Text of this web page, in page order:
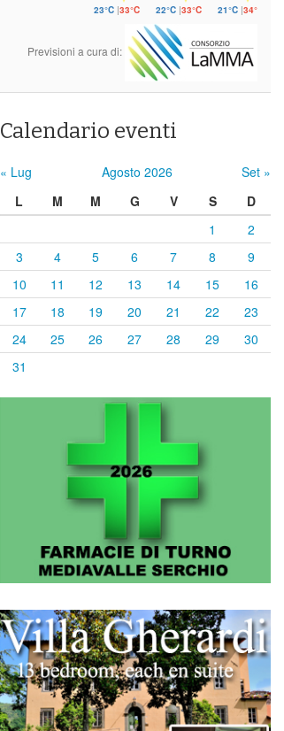
23°C |33°C 22°C |33°C 21°C |34°C
Previsioni a cura di:
Calendario eventi
« Lug Agosto 2026
Set »
L
M M G V S
D
1
2
3
4 5 6 7 8
9
10
11 12 13 14 15
16
17
18 19 20 21 22
23
24
25 26 27 28 29
30
31